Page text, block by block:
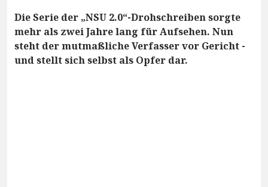
Die Serie der „NSU 2.0“-Drohschreiben sorgte
mehr als zwei Jahre lang für Aufsehen. Nun
steht der mutmaßliche Verfasser vor Gericht -
und stellt sich selbst als Opfer dar.